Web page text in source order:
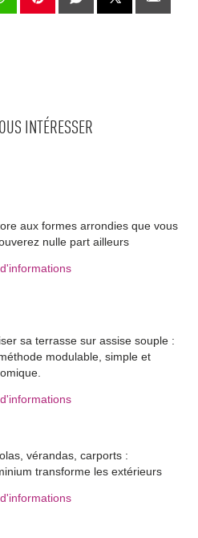
INTÉRESSER
aux formes arrondies que vous
nulle part ailleurs
sa terrasse sur assise souple :
modulable, simple et
vérandas, carports :
transforme les extérieurs